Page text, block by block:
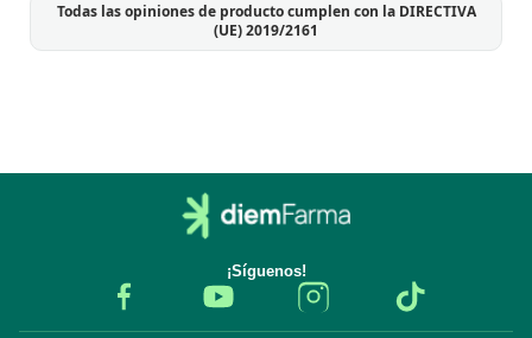
Todas las opiniones de producto cumplen con la DIRECTIVA
(UE) 2019/2161
¡Síguenos!